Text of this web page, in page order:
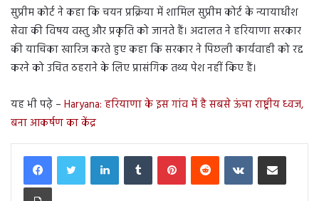
सुप्रीम कोर्ट ने कहा कि चयन प्रक्रिया में शामिल सुप्रीम कोर्ट के न्यायाधीश
सेवा की विषय वस्तु और प्रकृति को जानते हैं। अदालत ने हरियाणा सरकार
की याचिका खारिज करते हुए कहा कि सरकार ने पिछली कार्यवाही को रद्द
करने को उचित ठहराने के लिए प्रासंगिक तथ्य पेश नहीं किए हैं।
यह भी पढ़े – Haryana: हरियाणा के इस गांव में है सबसे ऊंचा राष्ट्रीय ध्वज,
बना आकर्षण का केंद्र
LinkedInTumblr PinterestReddit VKontakteShare via Email
Print